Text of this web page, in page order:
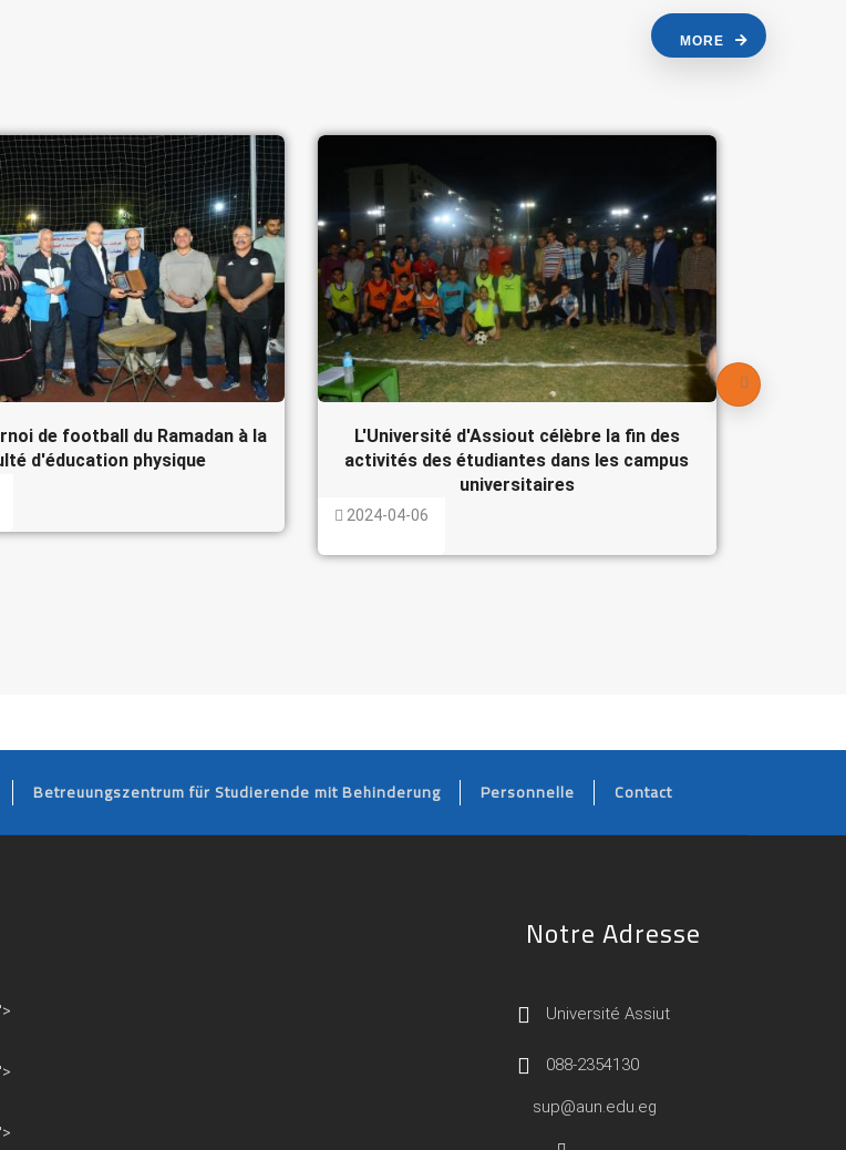
MORE
de football du Ramadan à la
d'éducation physique
L'Université d'Assiout célèbre la fin des
activités des étudiantes dans les campus
universitaires
2024-04-06
FOOTER
Betreuungszentrum für Studierende mit Behinderung Personnelle Contact
Notre Adresse
Université Assiut
088-2354130
sup@aun.edu.eg